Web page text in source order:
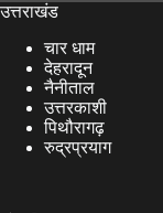
उत्तराखंड
चार धाम
देहरादून
नैनीताल
उत्तरकाशी
पिथौरागढ़
रुद्रप्रयाग